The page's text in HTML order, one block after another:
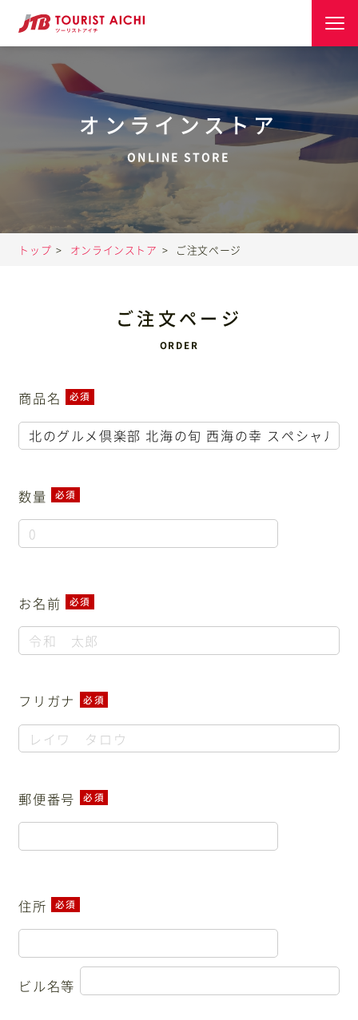
トップ
店舗案内
団体旅行ご利用事例
旅のコラム
よくあるご質問
オンラインストア
旅行条件書・約款
サイトマップ
オンラインストア
トップ オンラインストア ご注文ページ
ご注文ページ
商品名 必須
数量 必須
お名前 必須
フリガナ 必須
郵便番号 必須
住所 必須
ビル名等